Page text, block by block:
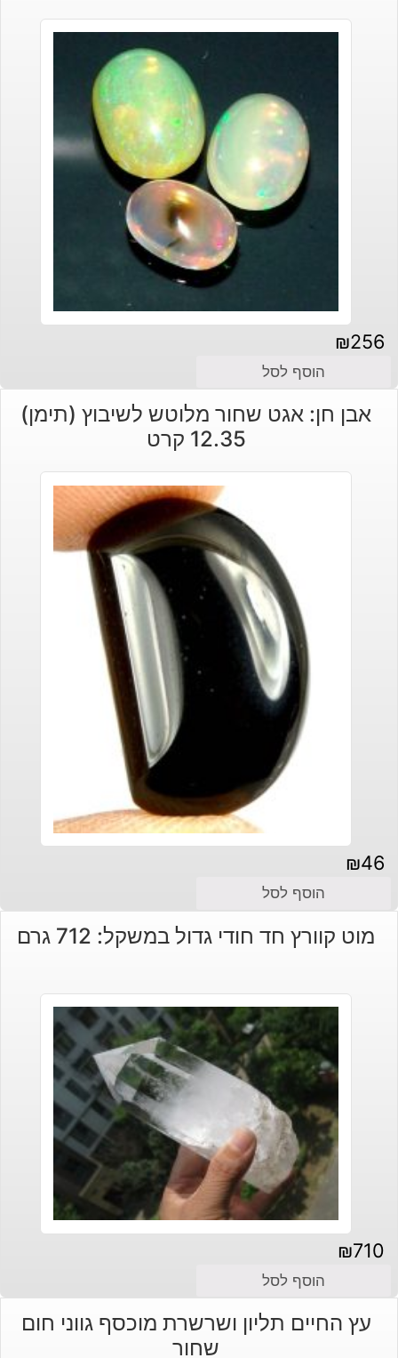
₪256
הוסף לסל
אבן חן: אגט שחור מלוטש לשיבוץ (תימן)
12.35 קרט
₪46
הוסף לסל
מוט קוורץ חד חודי גדול במשקל: 712 גרם
₪710
הוסף לסל
עץ החיים תליון ושרשרת מוכסף גווני חום
שחור